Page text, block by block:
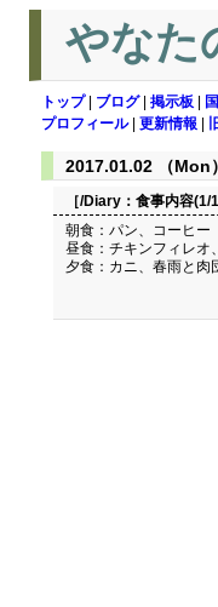
やなた
トップ| ブログ| 掲示板
プロフィール| 更新情報
2017.01.02 （Mon）
［/Diary： 食事内容(1/
朝食：パン、コーヒー
昼食：チキンフィレオ
夕食：カニ、春雨と肉